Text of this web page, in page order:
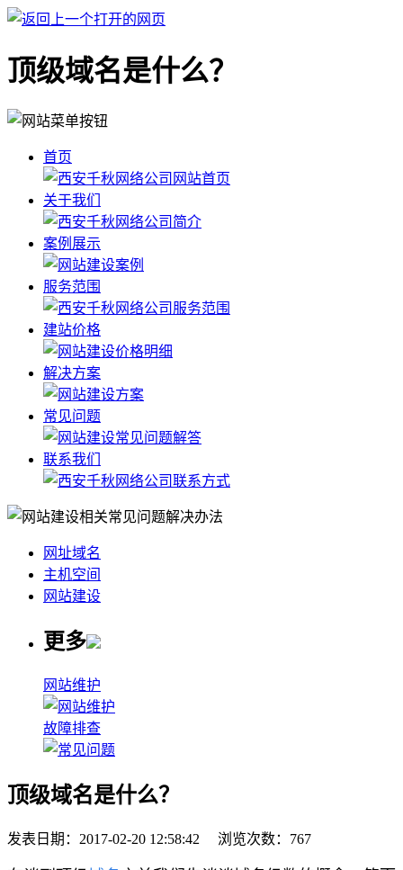
顶级域名是什么？
首页
关于我们
案例展示
服务范围
建站价格
解决方案
常见问题
联系我们
网址域名
主机空间
网站建设
更多
网站维护
故障排查
顶级域名是什么？
发表日期： 2017-02-20 12:58:42 浏览次数： 767